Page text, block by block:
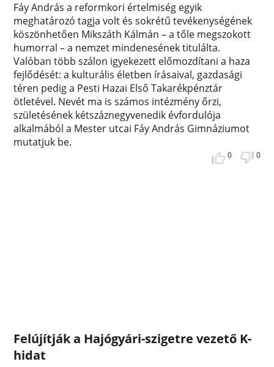
Fáy András a reformkori értelmiség egyik
meghatározó tagja volt és sokrétű tevékenységének
köszönhetően Mikszáth Kálmán – a tőle megszokott
humorral – a nemzet mindenesének titulálta.
Valóban több szálon igyekezett előmozdítani a haza
fejlődését: a kulturális életben írásaival, gazdasági
téren pedig a Pesti Hazai Első Takarékpénztár
ötletével. Nevét ma is számos intézmény őrzi,
születésének kétszáznegyvenedik évfordulója
alkalmából a Mester utcai Fáy András Gimnáziumot
mutatjuk be.
0 0
Felújítják a Hajógyári-szigetre vezető K-
hidat